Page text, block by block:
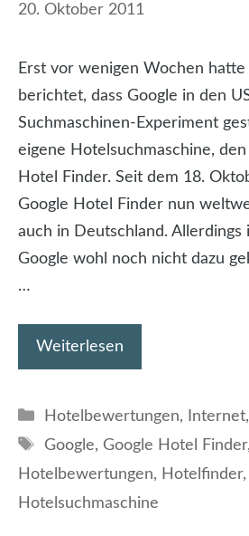
20. Oktober 2011
Erst vor wenigen Wochen
berichtet, dass Google in den
Suchmaschinen-Experiment
eigene Hotelsuchmaschine,
Hotel Finder. Seit dem 18.
Google Hotel Finder nun
auch in Deutschland. Allerdings
Google wohl noch nicht dazu
…
Weiterlesen
Kategorien
Hotelbewertungen, Internet,
Schlagwörter
Google, Google Hotel Finder,
Hotelbewertungen, Hotelfinder,
Hotelsuchmaschine